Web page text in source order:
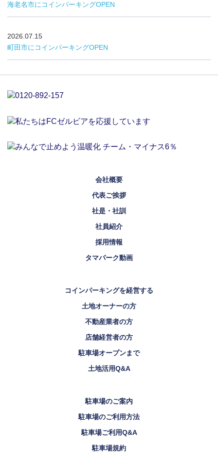
海老名市にコインパーキングOPEN
2026.07.15
町田市にコインパーキングOPEN
会社概要
代表ご挨拶
社是・社訓
社員紹介
採用情報
タマパーク動画
コインパーキングを経営する
土地オーナーの方
不動産業者の方
店舗経営者の方
駐車場オープンまで
土地活用Q&A
駐車場のご案内
駐車場のご利用方法
駐車場ご利用Q&A
駐車場規約